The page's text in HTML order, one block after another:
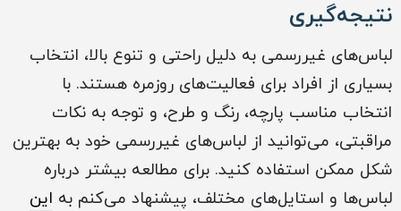
نتیجه‌گیری
لباس‌های غیررسمی به دلیل راحتی و تنوع بالا، انتخاب
بسیاری از افراد برای فعالیت‌های روزمره هستند. با
انتخاب مناسب پارچه، رنگ و طرح، و توجه به نکات
مراقبتی، می‌توانید از لباس‌های غیررسمی خود به بهترین
شکل ممکن استفاده کنید. برای مطالعه بیشتر درباره
لباس‌ها و استایل‌های مختلف، پیشنهاد می‌کنم به این